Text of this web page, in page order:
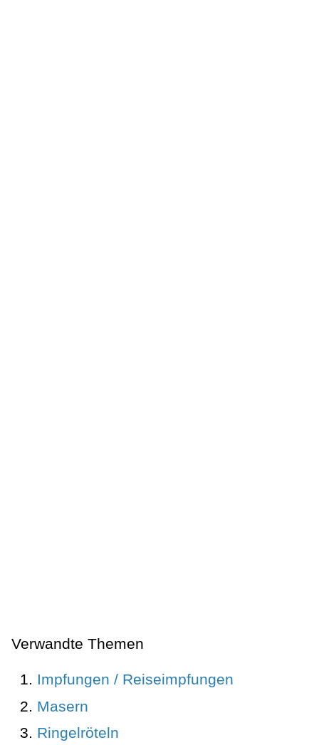
Verwandte Themen
Impfungen / Reiseimpfungen
Masern
Ringelröteln